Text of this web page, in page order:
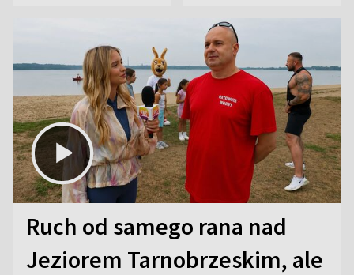
Ruch od samego rana nad
Jeziorem Tarnobrzeskim, ale